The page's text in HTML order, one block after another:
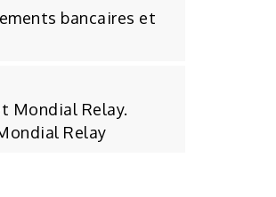
bancaires et
Mondial Relay.
Relay